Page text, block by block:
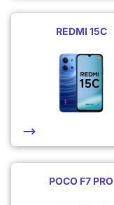
REDMI 15C
POCO F7 PRO